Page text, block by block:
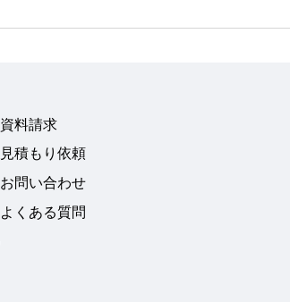
資料請求
見積もり依頼
お問い合わせ
よくある質問